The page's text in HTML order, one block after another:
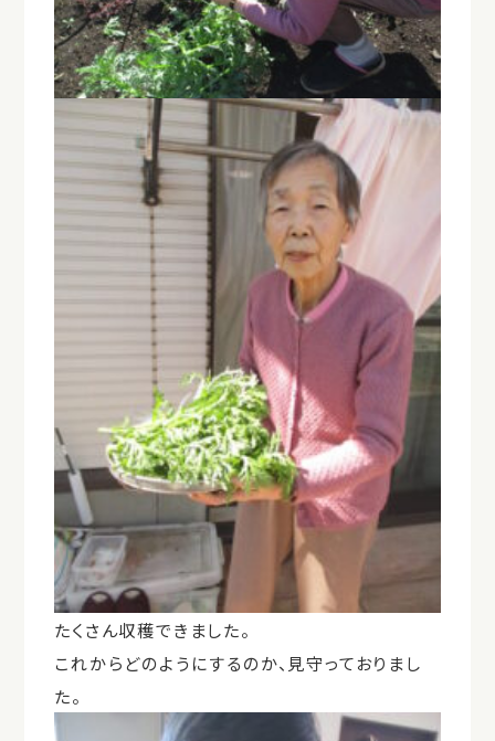
たくさん収穫できました。
これからどのようにするのか、見守っておりまし
た。